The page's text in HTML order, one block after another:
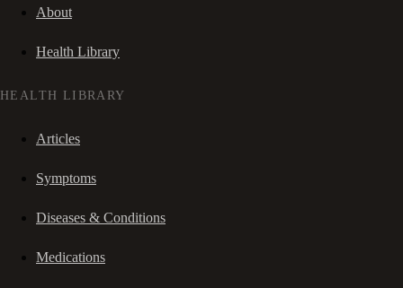
About
Health Library
HEALTH LIBRARY
Articles
Symptoms
Diseases & Conditions
Medications